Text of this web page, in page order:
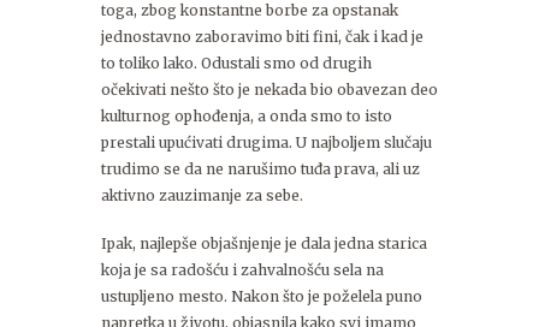
toga, zbog konstantne borbe za opstanak
jednostavno zaboravimo biti fini, čak i kad je
to toliko lako. Odustali smo od drugih
očekivati nešto što je nekada bio obavezan deo
kulturnog ophođenja, a onda smo to isto
prestali upućivati drugima. U najboljem slučaju
trudimo se da ne narušimo tuđa prava, ali uz
aktivno zauzimanje za sebe.
Ipak, najlepše objašnjenje je dala jedna starica
koja je sa radošću i zahvalnošću sela na
ustupljeno mesto. Nakon što je poželela puno
napretka u životu, objasnila kako svi imamo